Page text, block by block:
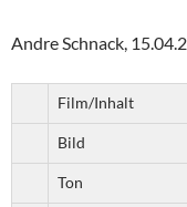
Andre Schnack,
Film/Inhalt
Bild
Ton